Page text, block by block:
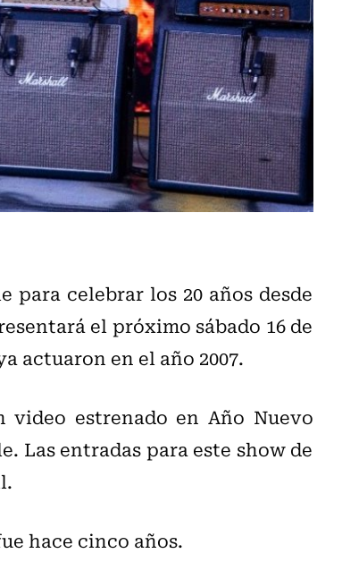
para celebrar los 20 años desde
el próximo sábado 16 de
actuaron en el año 2007.
estrenado en Año Nuevo
Las entradas para este show de
hace cinco años.